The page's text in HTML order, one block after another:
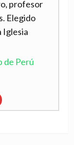
profesor
Elegido
Iglesia
de Perú